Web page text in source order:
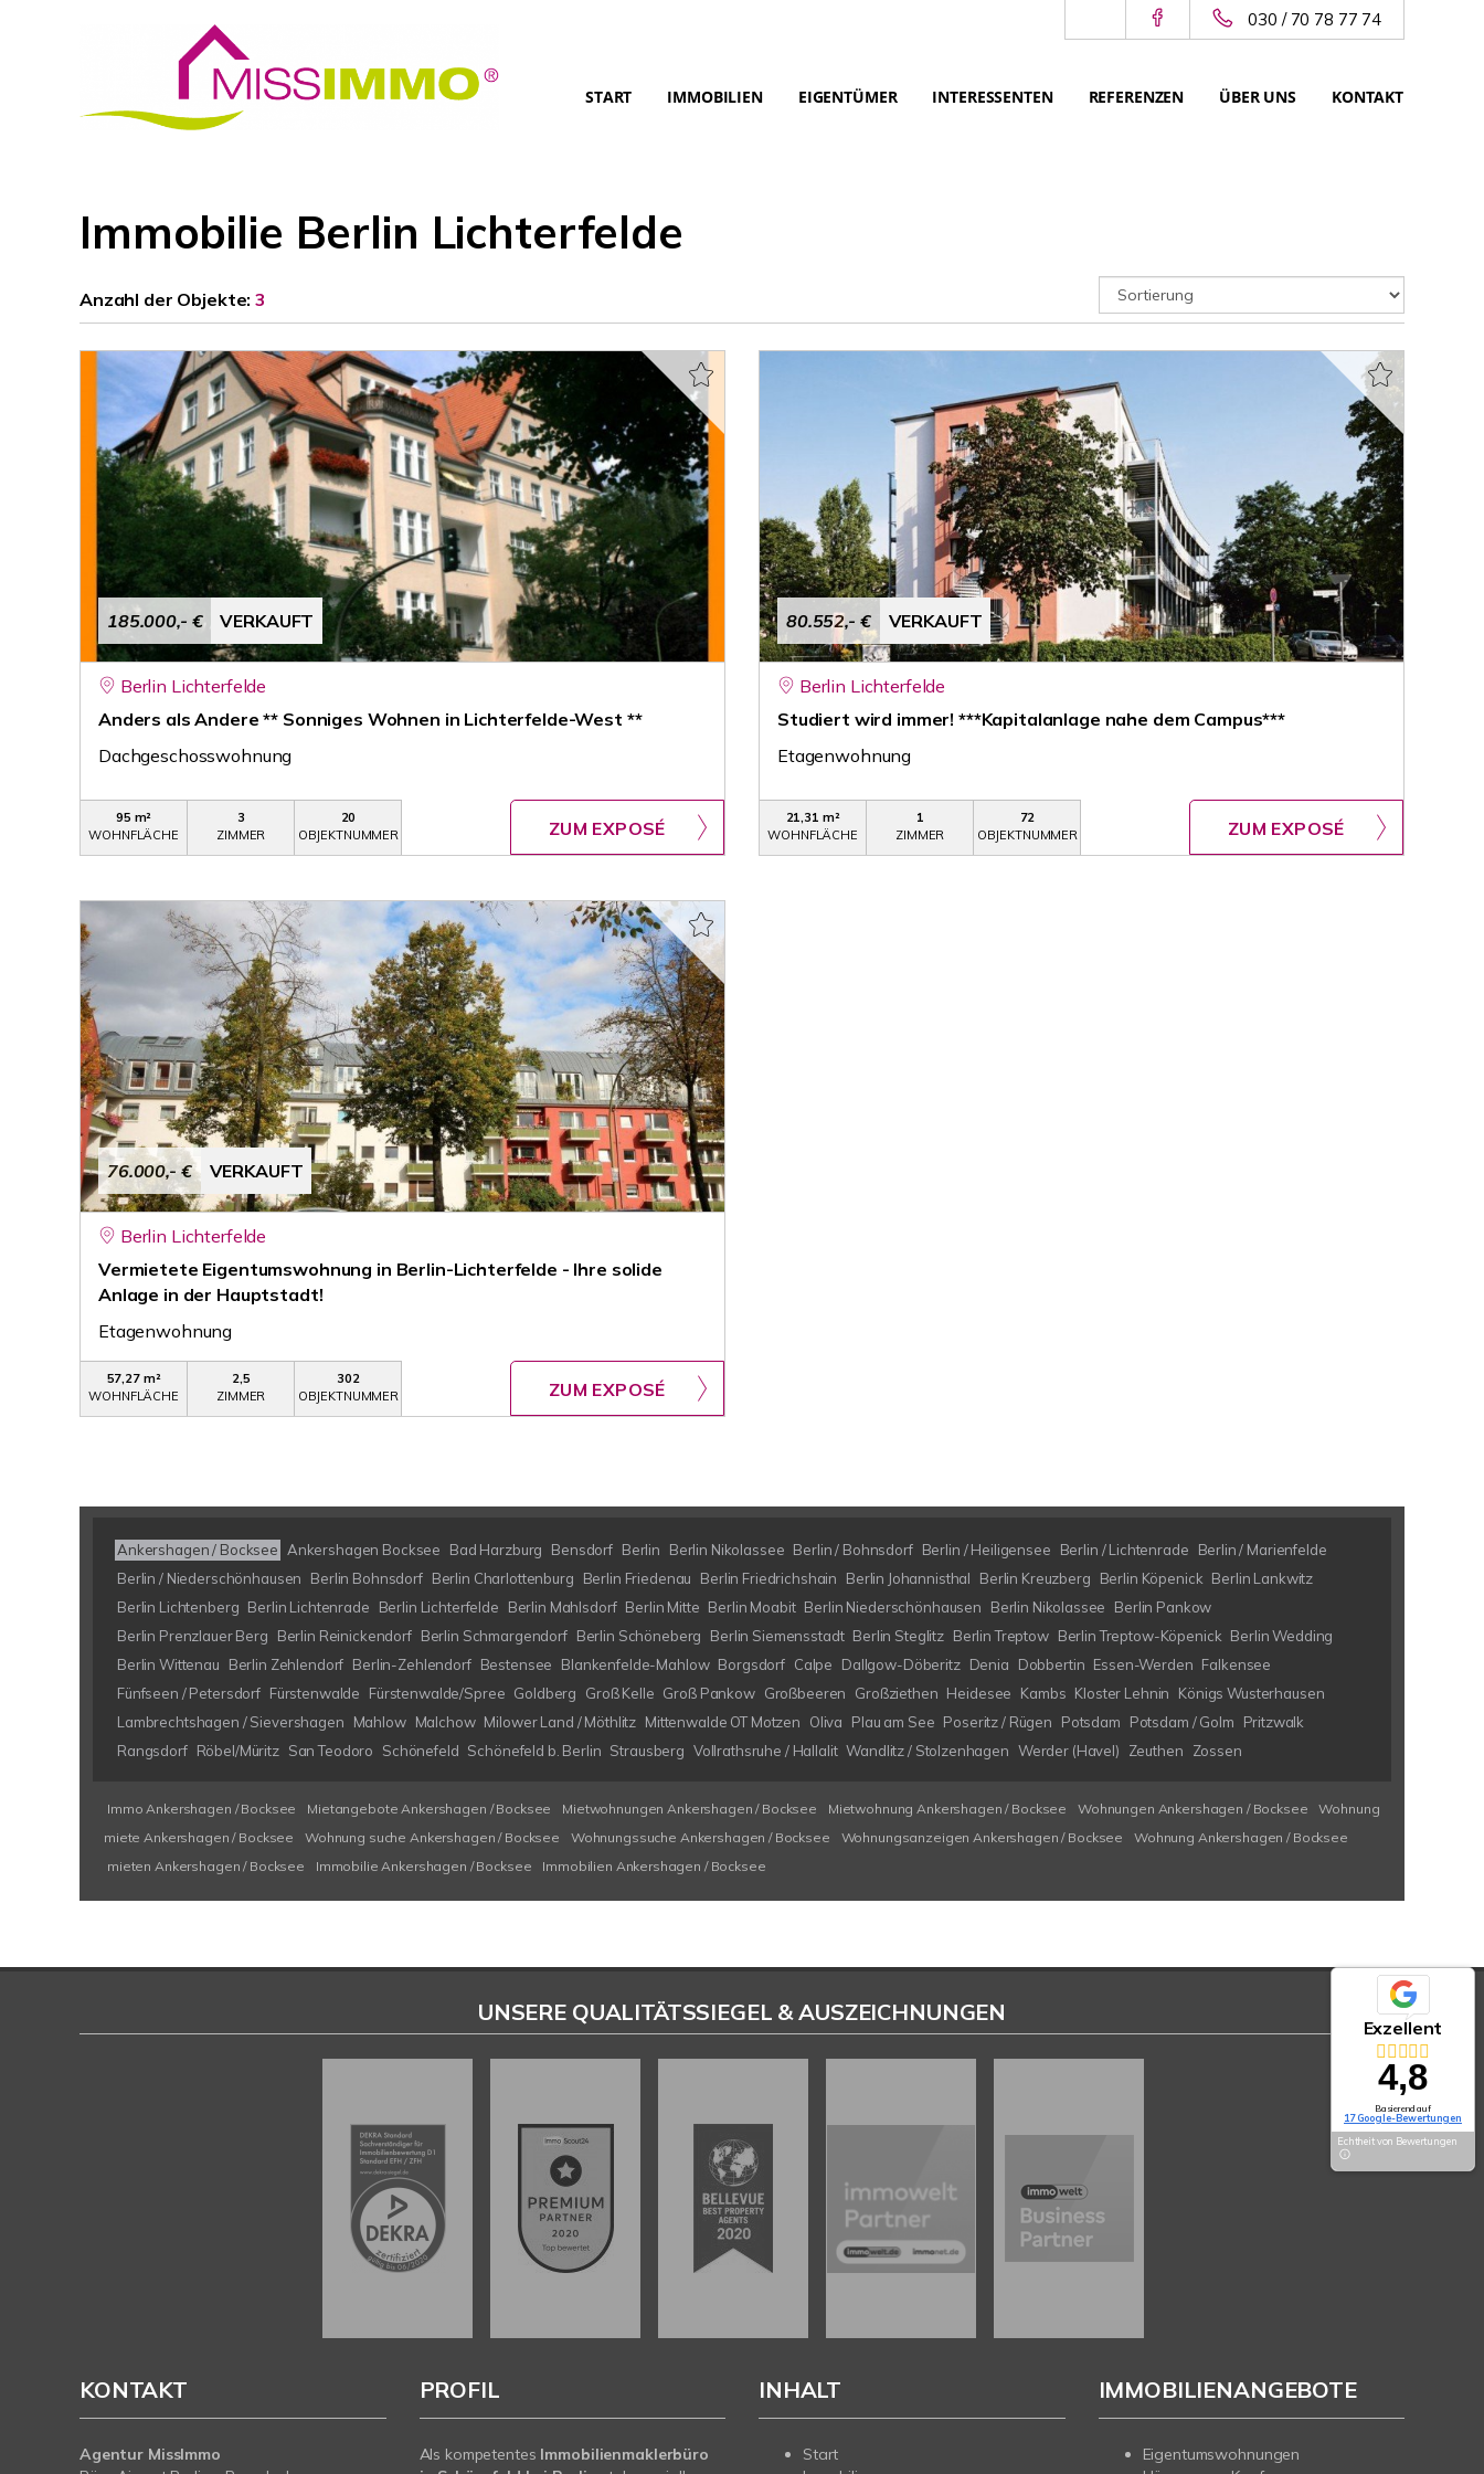
030 / 70 78 77 74
START IMMOBILIEN EIGENTÜMER INTERESSENTEN REFERENZEN ÜBER UNS KONTAKT
Immobilie Berlin Lichterfelde
Anzahl der Objekte:3
185.000,- € VERKAUFT
Berlin Lichterfelde
Anders als Andere ** Sonniges Wohnen in Lichterfelde-West **
Dachgeschosswohnung
95 m²
WOHNFLÄCHE
3
ZIMMER
20
OBJEKTNUMMER
ZUM EXPOSÉ
80.552,- € VERKAUFT
Berlin Lichterfelde
Studiert wird immer! ***Kapitalanlage nahe dem Campus***
Etagenwohnung
21,31 m²
WOHNFLÄCHE
1
ZIMMER
72
OBJEKTNUMMER
ZUM EXPOSÉ
76.000,- € VERKAUFT
Berlin Lichterfelde
Vermietete Eigentumswohnung in Berlin-Lichterfelde - Ihre solide
Anlage in der Hauptstadt!
Etagenwohnung
57,27 m²
WOHNFLÄCHE
2,5
ZIMMER
302
OBJEKTNUMMER
ZUM EXPOSÉ
Ankershagen / Bocksee Ankershagen Bocksee Bad Harzburg Bensdorf Berlin Berlin Nikolassee Berlin / Bohnsdorf Berlin / Heiligensee Berlin / Lichtenrade
Berlin / Marienfelde
Berlin / Niederschönhausen
Berlin Bohnsdorf Berlin Charlottenburg Berlin Friedenau Berlin Friedrichshain Berlin Johannisthal Berlin Kreuzberg Berlin Köpenick Berlin Lankwitz
Berlin Lichtenberg Berlin Lichtenrade Berlin Lichterfelde Berlin Mahlsdorf Berlin Mitte Berlin Moabit Berlin Niederschönhausen Berlin Nikolassee
Berlin Pankow
Berlin Prenzlauer Berg
Berlin Reinickendorf Berlin Schmargendorf Berlin Schöneberg Berlin Siemensstadt Berlin Steglitz Berlin Treptow Berlin Treptow-Köpenick Berlin Wedding
Berlin Wittenau
Berlin Zehlendorf Berlin-Zehlendorf Bestensee Blankenfelde-Mahlow Borgsdorf Calpe Dallgow-Döberitz Denia Dobbertin Essen-Werden Falkensee
Fünfseen / Petersdorf Fürstenwalde Fürstenwalde/Spree Goldberg Groß Kelle Groß Pankow Großbeeren Großziethen Heidesee Kambs Kloster Lehnin
Königs Wusterhausen
Lambrechtshagen / Sievershagen
Mahlow Malchow Milower Land / Möthlitz Mittenwalde OT Motzen Oliva Plau am See Poseritz / Rügen Potsdam Potsdam / Golm
Pritzwalk
Rangsdorf Röbel/Müritz San Teodoro Schönefeld Schönefeld b. Berlin Strausberg Vollrathsruhe / Hallalit Wandlitz / Stolzenhagen Werder (Havel) Zeuthen Zossen
Immo Ankershagen / Bocksee Mietangebote Ankershagen / Bocksee Mietwohnungen Ankershagen / Bocksee Mietwohnung Ankershagen / Bocksee Wohnungen Ankershagen / Bocksee
Wohnung
miete Ankershagen / Bocksee
Wohnung suche Ankershagen / Bocksee Wohnungssuche Ankershagen / Bocksee Wohnungsanzeigen Ankershagen / Bocksee
Wohnung Ankershagen / Bocksee
mieten Ankershagen / Bocksee
Immobilie Ankershagen / Bocksee Immobilien Ankershagen / Bocksee
Exzellent
4,8
Basierend auf
17 Google-Bewertungen
Echtheit von Bewertungen
UNSERE QUALITÄTSSIEGEL & AUSZEICHNUNGEN
KONTAKT
Agentur MissImmo
PROFIL
Als kompetentes Immobilienmaklerbüro
INHALT
Start
IMMOBILIENANGEBOTE
Eigentumswohnungen